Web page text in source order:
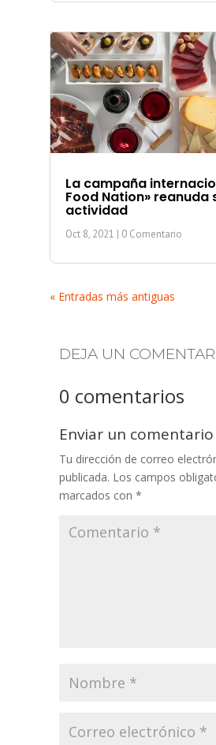
La campaña
Food Nation» reanuda
actividad
Oct 8, 2021 | 0 Comentario
« Entradas más antiguas
DEJA UN
0 comentarios
Enviar un comentario
Tu dirección de correo
publicada. Los campos
marcados con *